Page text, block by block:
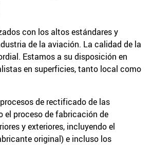
con los altos estándares y
de la aviación. La calidad de la
Estamos a su disposición en
en superficies, tanto local como
de rectificado de las
el proceso de fabricación de
y exteriores, incluyendo el
original) e incluso los